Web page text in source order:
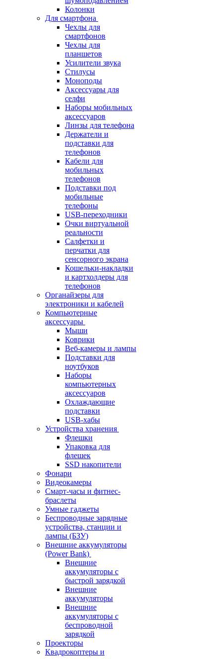
Колонки
Для смартфона
Чехлы для
смартфонов
Чехлы для
планшетов
Усилители звука
Стилусы
Моноподы
Аксессуары для
селфи
Наборы мобильных
аксессуаров
Линзы для телефона
Держатели и
подставки для
телефонов
Кабели для
мобильных
телефонов
Подставки под
мобильные
телефоны
USB-переходники
Очки виртуальной
реальности
Салфетки и
перчатки для
сенсорного экрана
Кошельки-накладки
и картхолдеры для
телефонов
Органайзеры для
электроники и кабелей
Компьютерные
аксессуары
Мыши
Коврики
Веб-камеры и лампы
Подставки для
ноутбуков
Наборы
компьютерных
аксессуаров
Охлаждающие
подставки
USB-хабы
Устройства хранения
Флешки
Упаковка для
флешек
SSD накопители
Фонари
Видеокамеры
Смарт-часы и фитнес-
браслеты
Умные гаджеты
Беспроводные зарядные
устройства, станции и
лампы (БЗУ)
Внешние аккумуляторы
(Power Bank)
Внешние
аккумуляторы с
быстрой зарядкой
Внешние
аккумуляторы
Внешние
аккумуляторы с
беспроводной
зарядкой
Проекторы
Квадрокоптеры и